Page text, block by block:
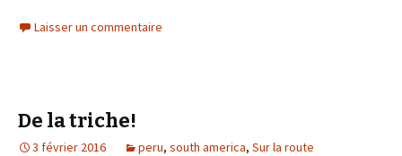
Laisser un commentaire
De la triche!
3 février 2016 peru, south america, Sur la route